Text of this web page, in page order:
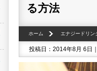
る方法
ホーム エナジードリン
投稿日：2014年8月 6日